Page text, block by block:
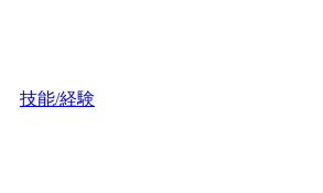
技能/経験